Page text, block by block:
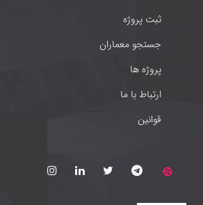
ثبت پروژه
جستجو معماران
پروژه ها
ارتباط با ما
قوانین